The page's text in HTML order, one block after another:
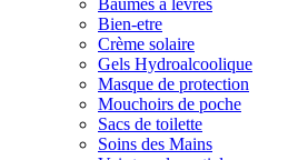
Baumes à lèvres
Bien-etre
Crème solaire
Gels Hydroalcoolique
Masque de protection
Mouchoirs de poche
Sacs de toilette
Soins des Mains